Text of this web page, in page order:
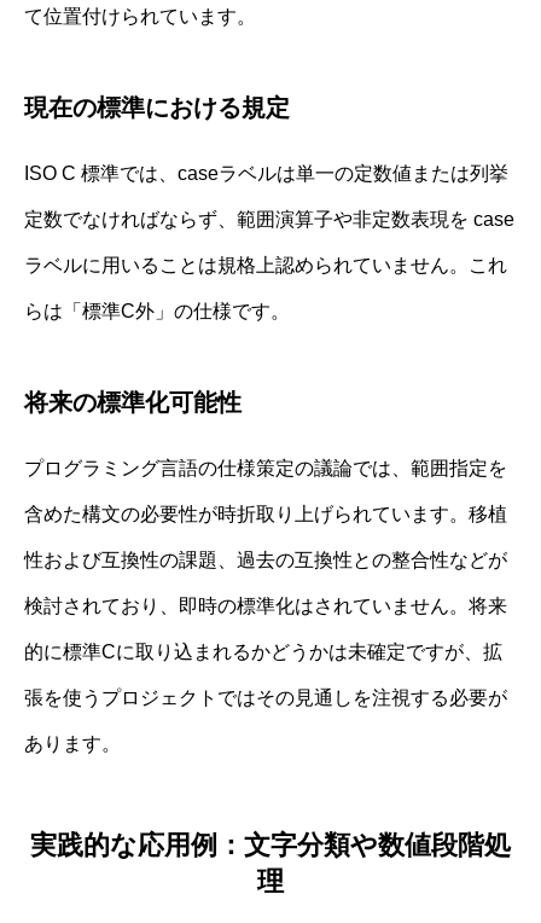
て位置付けられています。
現在の標準における規定
ISO C 標準では、caseラベルは単一の定数値または列挙
定数でなければならず、範囲演算子や非定数表現を case
ラベルに用いることは規格上認められていません。これ
らは「標準C外」の仕様です。
将来の標準化可能性
プログラミング言語の仕様策定の議論では、範囲指定を
含めた構文の必要性が時折取り上げられています。移植
性および互換性の課題、過去の互換性との整合性などが
検討されており、即時の標準化はされていません。将来
的に標準Cに取り込まれるかどうかは未確定ですが、拡
張を使うプロジェクトではその見通しを注視する必要が
あります。
実践的な応用例：文字分類や数値段階処
理